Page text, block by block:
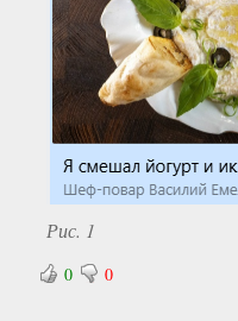
Рис. 1
0 0